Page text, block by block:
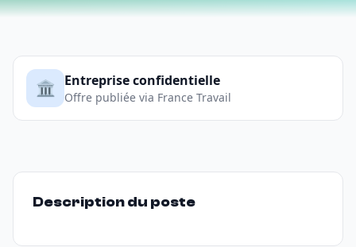
🏛️ Entreprise confidentielle
Offre publiée via France Travail
Description du poste